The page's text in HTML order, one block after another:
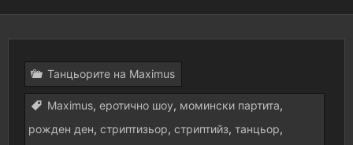
Танцьорите на Maximus
Maximus, еротично шоу, момински партита,
рожден ден, стриптизьор, стриптийз, танцьор,